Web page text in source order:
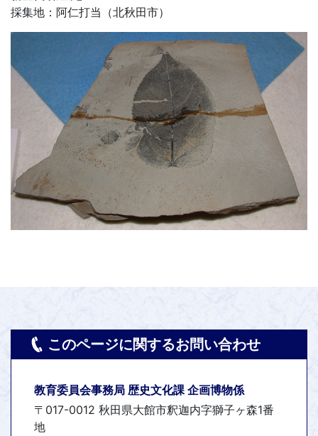
採集地：阿仁打当（北秋田市）
このページに関するお問い合わせ
教育委員会事務局 歴史文化課 企画博物係
〒017-0012 秋田県大館市釈迦内字獅子ヶ森1番
地